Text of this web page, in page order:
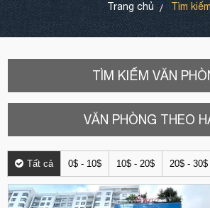
Trang chủ Tìm kiếm
TÌM KIẾM VĂN
VĂN PHÒNG THEO
Tất cả 0$ - 10$ 10$ - 20$ 20$ - 30$